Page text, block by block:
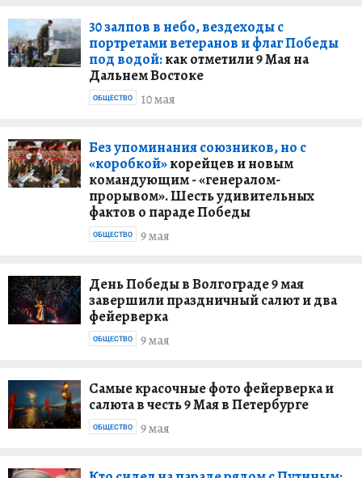
30 залпов в небо, вездеходы с
портретами ветеранов и флаг Победы
под водой:как отметили 9 Мая на
Дальнем Востоке
10 мая
ОБЩЕСТВО
Без упоминания союзников, но с
«коробкой»корейцев и новым
командующим - «генералом-
прорывом». Шесть удивительных
фактов о параде Победы
9 мая
ОБЩЕСТВО
День Победы в Волгограде 9 мая
завершили праздничный салют и два
фейерверка
9 мая
ОБЩЕСТВО
Самые красочные фото фейерверка и
салюта в честь 9 Мая в Петербурге
9 мая
ОБЩЕСТВО